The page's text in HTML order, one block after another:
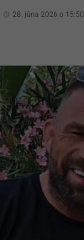
28. júna 2026 o 15:50